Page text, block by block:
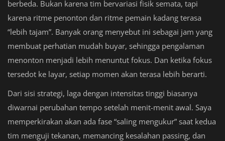
berbeda. Bukan karena tim bervariasi fisik semata, tapi
karena ritme penonton dan ritme pemain kadang terasa
“lebih tajam”. Banyak orang menyebut ini sebagai jam yang
membuat perhatian mudah buyar, sehingga pengalaman
menonton menjadi lebih menuntut fokus. Dan ketika fokus
tersedot ke layar, setiap momen akan terasa lebih berarti.
Dari sisi strategi, laga dengan intensitas tinggi biasanya
diwarnai perubahan tempo setelah menit-menit awal. Saya
memperkirakan akan ada fase “saling mengukur” saat kedua
tim menguji tekanan, memancing kesalahan passing, dan